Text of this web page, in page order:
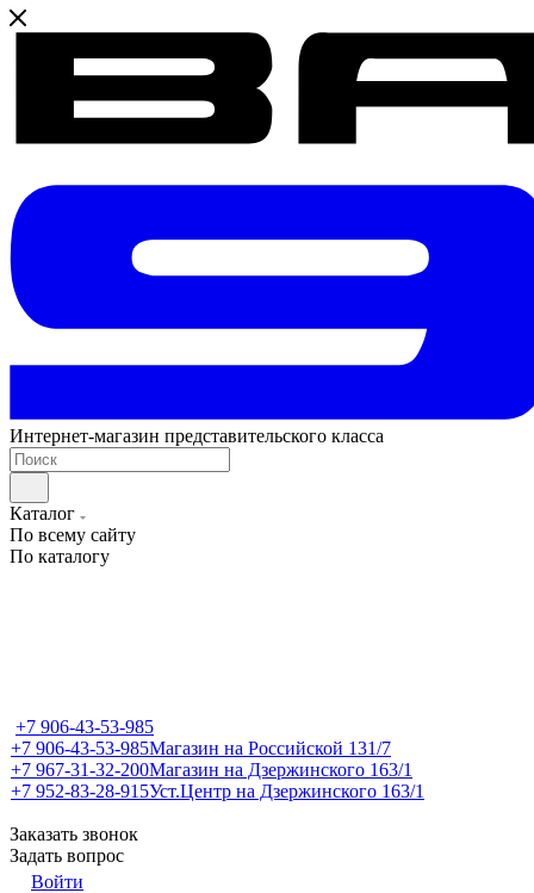
Интернет-магазин представительского класса
Каталог
По всему сайту
По каталогу
+7 906-43-53-985
+7 906-43-53-985Магазин на Российской 131/7
+7 967-31-32-200Магазин на Дзержинского 163/1
+7 952-83-28-915Уст.Центр на Дзержинского 163/1
Заказать звонок
Задать вопрос
Войти